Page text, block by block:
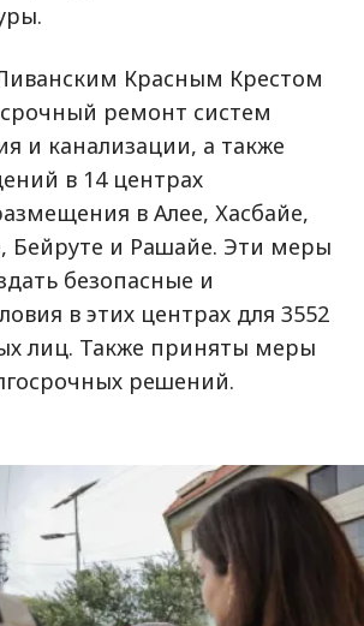
Красным Крестом
ремонт систем
и канализации, а также
в 14 центрах
в Алее, Хасбайе,
Бейруте и Рашайе. Эти меры
безопасные и
в этих центрах для 3552
лиц. Также приняты меры
решений.